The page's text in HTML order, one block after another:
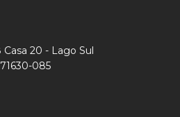
20 - Lago Sul
085